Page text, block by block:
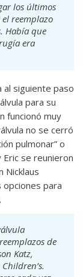
los últimos
reemplazo
Había que
era
al siguiente paso
para su
funcionó muy
no se cerró
pulmonar” o
se reunieron
Nicklaus
opciones para
de
Katz,